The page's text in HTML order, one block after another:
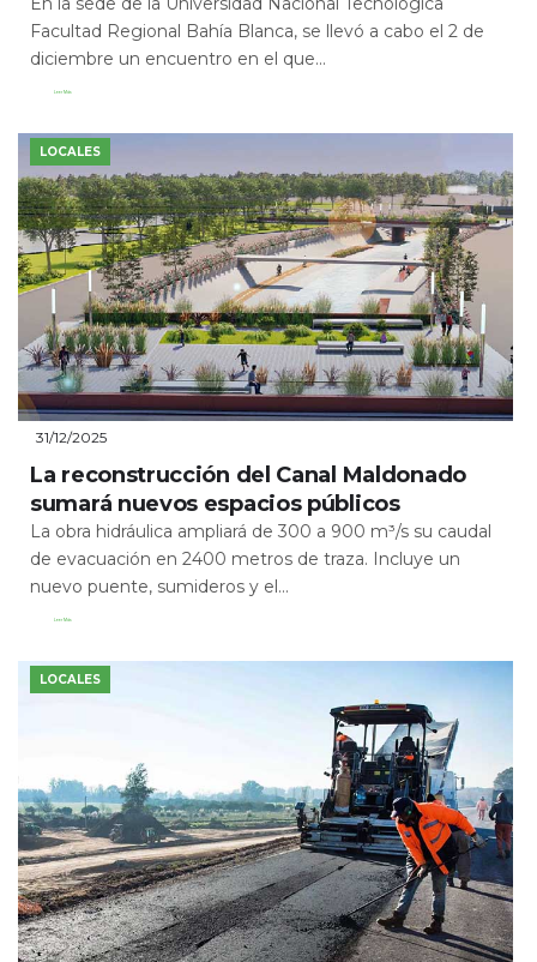
Facultad Regional Bahía Blanca, se llevó a cabo el 2 de
diciembre un encuentro en el que...
Leer Más
LOCALES
31/12/2025
La reconstrucción del Canal Maldonado
sumará nuevos espacios públicos
La obra hidráulica ampliará de 300 a 900 m³/s su caudal
de evacuación en 2400 metros de traza. Incluye un
nuevo puente, sumideros y el...
Leer Más
LOCALES